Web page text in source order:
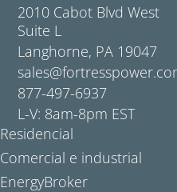
2010 Cabot Blvd West
Suite L
Langhorne, PA 19047
877-497-6937
L-V: 8am-8pm EST
Residencial
Comercial e industrial
EnergyBroker